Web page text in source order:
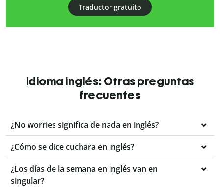
Traductor gratuito
Idioma inglés: Otras preguntas
frecuentes
¿No worries significa de nada en inglés?
¿Cómo se dice cuchara en inglés?
¿Los días de la semana en inglés van en
singular?